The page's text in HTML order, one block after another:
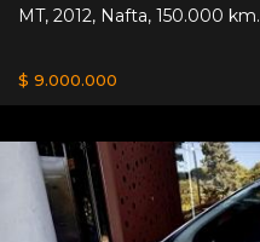
MT, 2012, Nafta, 150.000 km.
$ 9.000.000